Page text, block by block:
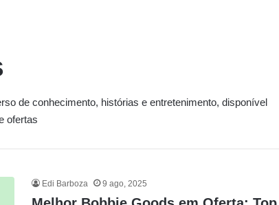
de conhecimento, histórias e entretenimento, disponível
ofertas
Edi Barboza 9 ago, 2025